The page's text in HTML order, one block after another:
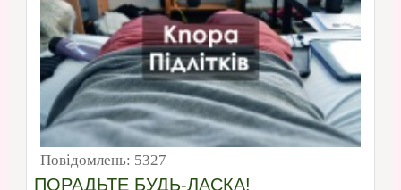
Повідомлень: 5327
ПОРАДЬТЕ БУДЬ-ЛАСКА!